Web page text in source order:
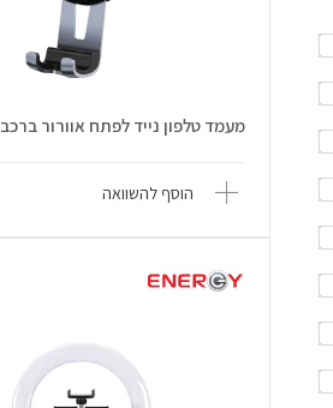
מעמד טלפון נייד לפתח אוורור ברכב
הוסף להשוואה